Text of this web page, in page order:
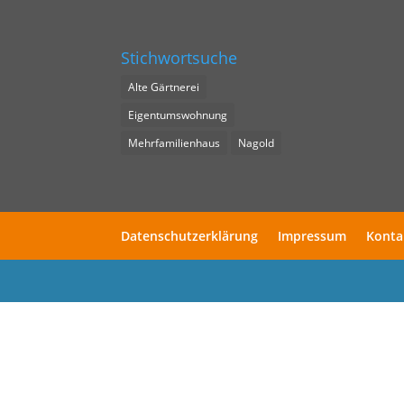
Stichwortsuche
Alte Gärtnerei
Eigentumswohnung
Mehrfamilienhaus
Nagold
Datenschutzerklärung Impressum